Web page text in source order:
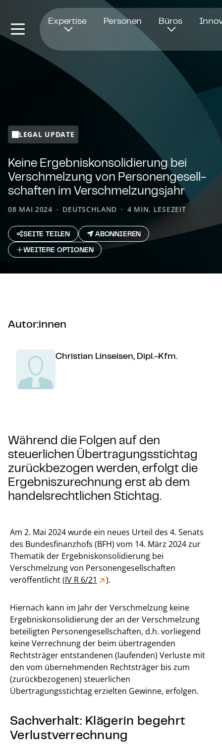
Expertise Personen Büros
LEGAL UPDATE
Keine Er­geb­nis­kon­so­li­die­rung bei
Verschmelzung von Per­so­nen­ge­sell­
schaf­ten im Ver­schmel­zungs­jahr
08 MAI 2024 DEUTSCHLAND 4 MIN. LESEZEIT
SEITE TEILEN
ABONNIEREN
WEITERE OPTIONEN
Autor:innen
Christian Linseisen, Dipl.-Kfm.
Während die Folgen auf den
steuerlichen Übertragungsstichtag
zurückbezogen werden, erfolgt die
Ergebniszurechnung erst ab dem
handelsrechtlichen Stichtag.
Am 2. Mai 2024 wurde ein neues Urteil des 4. Senats
des Bundesfinanzhofs (BFH) vom 14. März 2024 zur
Thematik der Ergebniskonsolidierung bei
Verschmelzung von Personengesellschaften
veröffentlicht (IV R 6/21 ).
Hiernach kann im Jahr der Verschmelzung keine
Ergebniskonsolidierung der an der Verschmelzung
beteiligten Personengesellschaften, d.h. vorliegend
keine Verrechnung der beim übertragenden
Rechtsträger entstandenen (laufenden) Verluste mit
den vom übernehmenden Rechtsträger bis zum
(zurückbezogenen) steuerlichen
Übertragungsstichtag erzielten Gewinne, erfolgen.
Sachverhalt: Klägerin begehrt
Verlustverrechnung
Öffnet in einem neuen Fenster